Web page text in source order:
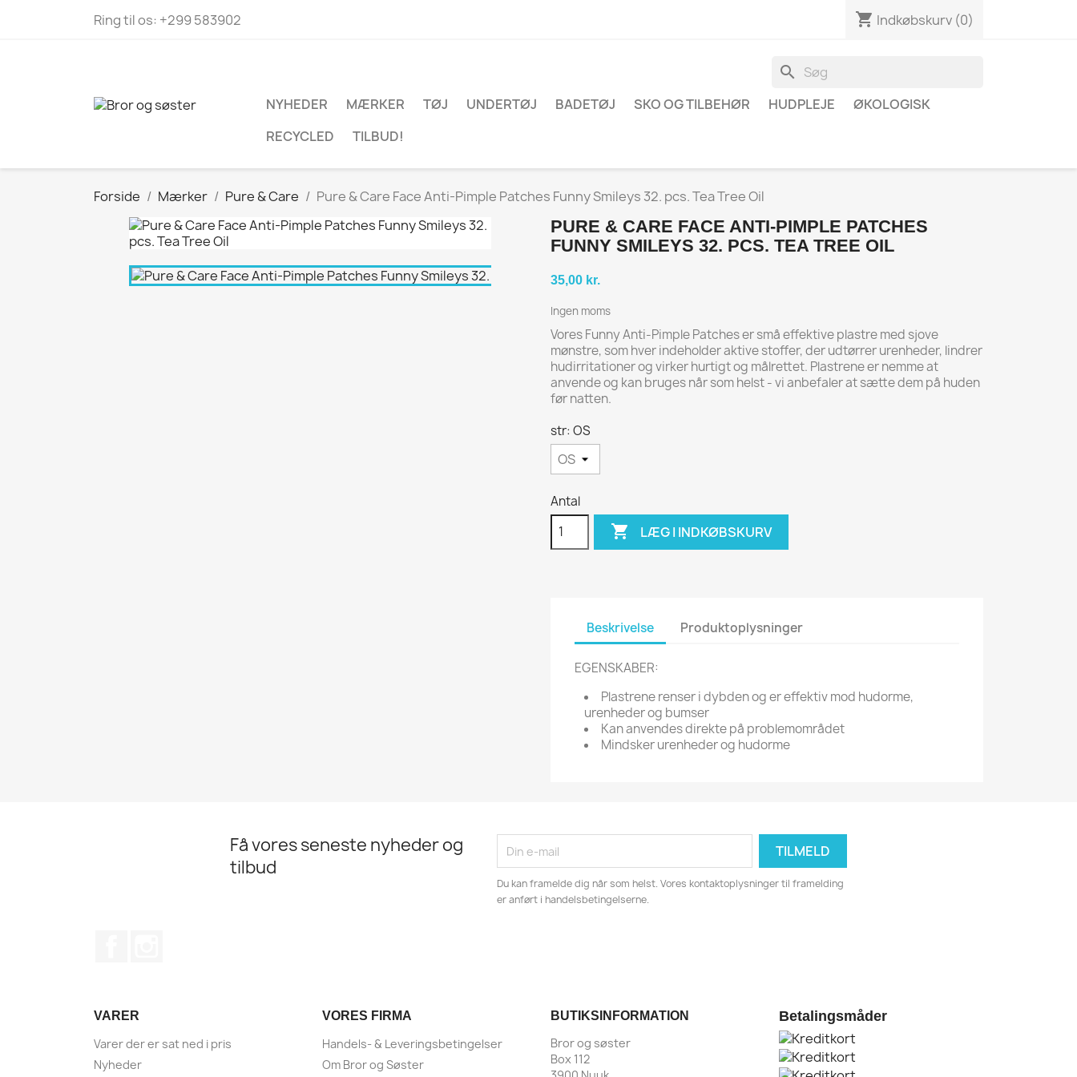
Ring til os: +299 583902 shopping_cart Indkøbskurv (0)
search
NYHEDER MÆRKER TØJ UNDERTØJ BADETØJ SKO OG TILBEHØR HUDPLEJE
ØKOLOGISK
RECYCLED
TILBUD!
Forside Mærker Pure & Care Pure & Care Face Anti-Pimple Patches Funny Smileys 32. pcs. Tea Tree Oil
PURE & CARE FACE ANTI-PIMPLE PATCHES
FUNNY SMILEYS 32. PCS. TEA TREE OIL
35,00 kr.
Ingen moms
Vores Funny Anti-Pimple Patches er små effektive plastre med sjove
mønstre, som hver indeholder aktive stoffer, der udtørrer urenheder, lindrer
hudirritationer og virker hurtigt og målrettet. Plastrene er nemme at
anvende og kan bruges når som helst - vi anbefaler at sætte dem på huden
før natten.
str: OS
Antal
 LÆG I INDKØBSKURV
Beskrivelse Produktoplysninger
EGENSKABER:
Plastrene renser i dybden og er effektiv mod hudorme,
urenheder og bumser
Kan anvendes direkte på problemområdet
Mindsker urenheder og hudorme
Få vores seneste nyheder og
tilbud
Du kan framelde dig når som helst. Vores kontaktoplysninger til framelding
er anført i handelsbetingelserne.
VARER
Varer der er sat ned i pris
Nyheder
VORES FIRMA
Handels- & Leveringsbetingelser
Om Bror og Søster
BUTIKSINFORMATION
Bror og søster
Box 112
Betalingsmåder